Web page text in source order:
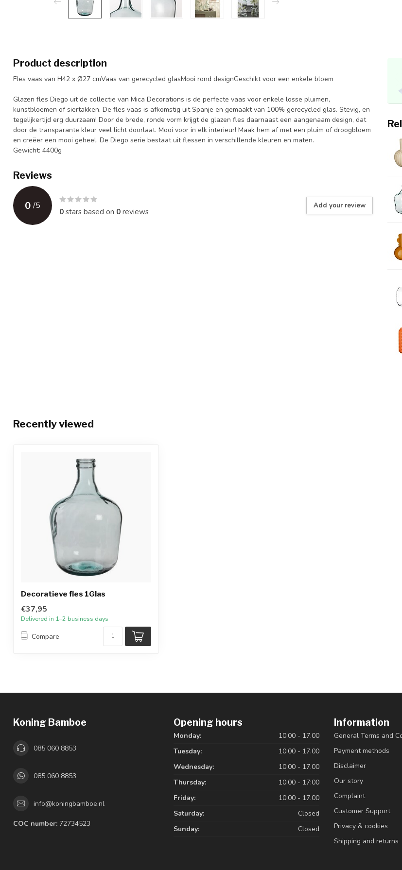
Product description
Fles vaas van H42 x Ø27 cmVaas van gerecycled glasMooi rond designGeschikt voor een enkele bloem
Glazen fles Diego uit de collectie van Mica Decorations is de perfecte vaas voor enkele losse pluimen,
kunstbloemen of siertakken. De fles vaas is afkomstig uit Spanje en gemaakt van 100% gerecycled glas. Stevig, en
tegelijkertijd erg duurzaam! Door de brede, ronde vorm krijgt de glazen fles daarnaast een aangenaam design, dat
door de transparante kleur veel licht doorlaat. Mooi voor in elk interieur! Maak hem af met een pluim of droogbloem
en creëer een mooi geheel. De Diego serie bestaat uit flessen in verschillende kleuren en maten.
Gewicht: 4400g
Reviews
0 /5
0stars based on 0reviews
Add your review
Recently viewed
Decoratieve fles 1Glas
€37,95
Delivered in 1–2 business days
Compare
Koning Bamboe
085 060 8853
085 060 8853
info@koningbamboe.nl
COC number: 72734523
Opening hours
Monday:
10.00 - 17.00
Tuesday:
10.00 - 17.00
Wednesday:
10.00 - 17.00
Thursday:
10.00 - 17:00
Friday:
10.00 - 17.00
Saturday:
Closed
Sunday:
Closed
Information
General Terms and
Payment methods
Disclaimer
Our story
Complaint
Customer Support
Privacy & cookies
Shipping and returns